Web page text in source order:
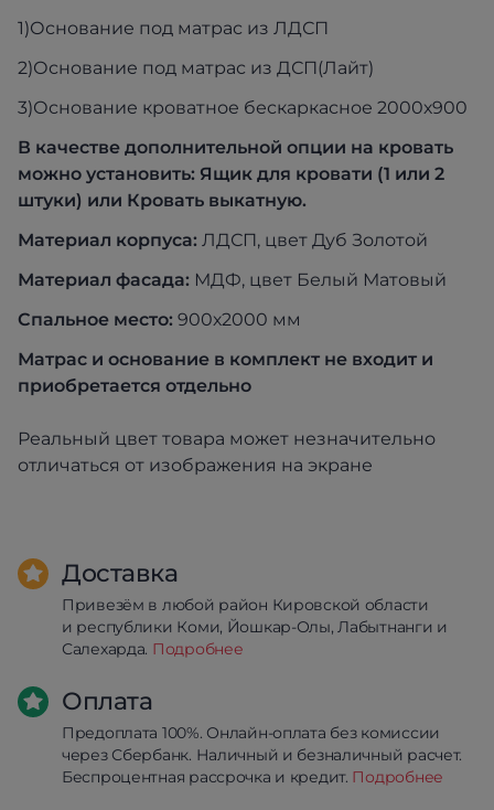
1)Основание под матрас из ЛДСП
2)Основание под матрас из ДСП(Лайт)
3)Основание кроватное бескаркасное 2000х900
В качестве дополнительной опции на кровать
можно установить: Ящик для кровати (1 или 2
штуки) или Кровать выкатную.
Материал корпуса: ЛДСП, цвет Дуб Золотой
Материал фасада: МДФ, цвет Белый Матовый
Спальное место: 900х2000 мм
Матрас и основание в комплект не входит и
приобретается отдельно
Реальный цвет товара может незначительно
отличаться от изображения на экране
Доставка
Привезём в любой район Кировской области
и республики Коми, Йошкар-Олы, Лабытнанги и
Салехарда. Подробнее
Оплата
Предоплата 100%. Онлайн-оплата без комиссии
через Сбербанк. Наличный и безналичный расчет.
Беспроцентная рассрочка и кредит. Подробнее